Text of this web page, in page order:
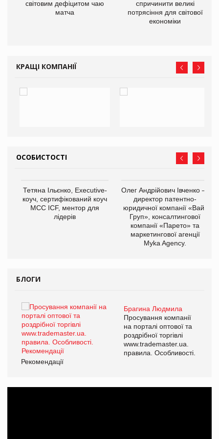
світовим дефіцитом чаю
матча
спричинити великі
потрясіння для світової
економіки
КРАЩІ КОМПАНІЇ
ОСОБИСТОСТІ
Тетяна Ільєнко, Executive-
коуч, сертифікований коуч
МСС ICF, ментор для
лідерів
Олег Андрійович Івченко —
директор патентно-
юридичної компанії «Вайз
Груп», консалтингової
компанії «Парето» та
маркетингової агенції
Myka Agency.
БЛОГИ
Брагина Людмила
Просування компанії
на порталі оптової та
роздрібної торгівлі
www.trademaster.ua.
правила. Особливості.
Рекомендації